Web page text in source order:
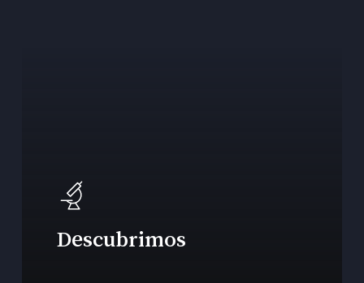
Descubrimos